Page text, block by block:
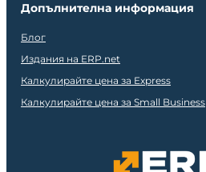
Допълнителна информация
Блог
Издания на ERP.net
Калкулирайте цена за Express
Калкулирайте цена за Small Business